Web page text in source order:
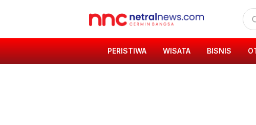
PERISTIWA WISATA BISNIS